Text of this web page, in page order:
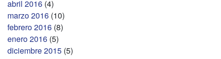
abril 2016 (4)
marzo 2016 (10)
febrero 2016 (8)
enero 2016 (5)
diciembre 2015 (5)